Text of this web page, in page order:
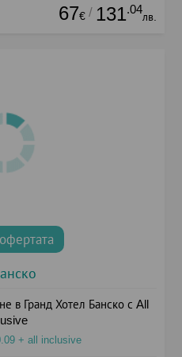
67€ / 131.04
лв.
в Гранд Хотел Банско с All
+ all inclusive